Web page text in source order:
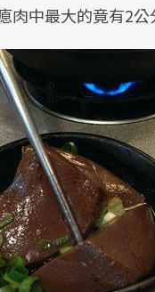
肉中最大的竟有2